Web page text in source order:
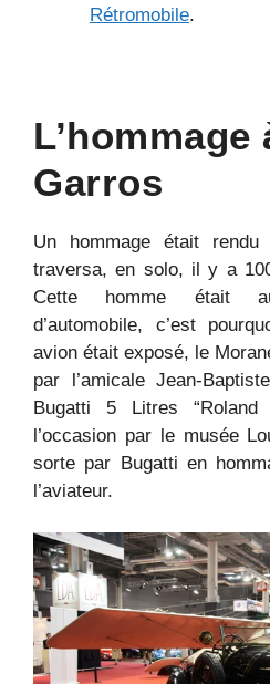
Rétromobile.
L’hommage
Garros
Un hommage était
traversa, en solo, il y a
Cette homme était
d’automobile, c’est
avion était exposé, le
par l’amicale Jean-
Bugatti 5 Litres “Roland
l’occasion par le musée
sorte par Bugatti en
l’aviateur.